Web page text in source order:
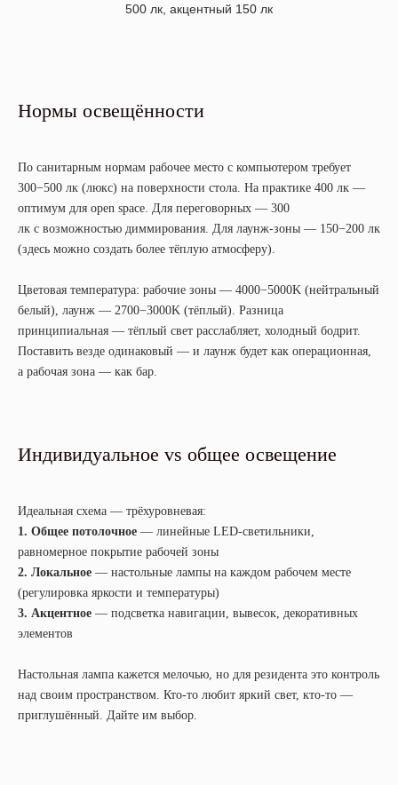
500 лк, акцентный 150 лк
Нормы освещённости
По санитарным нормам рабочее место с компьютером требует
300−500 лк (люкс) на поверхности стола. На практике 400 лк —
оптимум для open space. Для переговорных — 300
лк с возможностью диммирования. Для лаунж-зоны — 150−200 лк
(здесь можно создать более тёплую атмосферу).
Цветовая температура: рабочие зоны — 4000−5000K (нейтральный
белый), лаунж — 2700−3000K (тёплый). Разница
принципиальная — тёплый свет расслабляет, холодный бодрит.
Поставить везде одинаковый — и лаунж будет как операционная,
а рабочая зона — как бар.
Индивидуальное vs общее освещение
Идеальная схема — трёхуровневая:
1. Общее потолочное — линейные LED-светильники,
равномерное покрытие рабочей зоны
2. Локальное — настольные лампы на каждом рабочем месте
(регулировка яркости и температуры)
3. Акцентное — подсветка навигации, вывесок, декоративных
элементов
Настольная лампа кажется мелочью, но для резидента это контроль
над своим пространством. Кто-то любит яркий свет, кто-то —
приглушённый. Дайте им выбор.